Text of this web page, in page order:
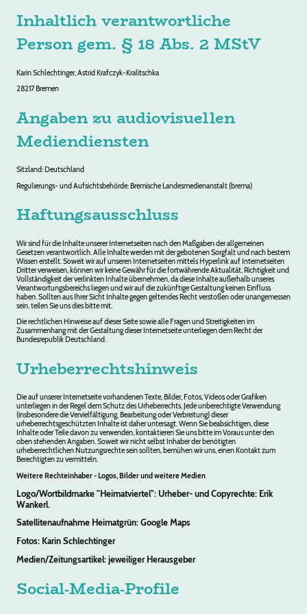
Inhaltlich verantwortliche
Person gem. § 18 Abs. 2 MStV
Karin Schlechtinger, Astrid Krafczyk-Kralitschka
28217 Bremen
Angaben zu audiovisuellen
Mediendiensten
Sitzland: Deutschland
Regulierungs- und Aufsichtsbehörde: Bremische Landesmedienanstalt (brema)
Haftungsausschluss
Wir sind für die Inhalte unserer Internetseiten nach den Maßgaben der allgemeinen
Gesetzen verantwortlich. Alle Inhalte werden mit der gebotenen Sorgfalt und nach bestem
Wissen erstellt. Soweit wir auf unseren Internetseiten mittels Hyperlink auf Internetseiten
Dritter verweisen, können wir keine Gewähr für die fortwährende Aktualität, Richtigkeit und
Vollständigkeit der verlinkten Inhalte übernehmen, da diese Inhalte außerhalb unseres
Verantwortungsbereichs liegen und wir auf die zukünftige Gestaltung keinen Einfluss
haben. Sollten aus Ihrer Sicht Inhalte gegen geltendes Recht verstoßen oder unangemessen
sein, teilen Sie uns dies bitte mit.
Die rechtlichen Hinweise auf dieser Seite sowie alle Fragen und Streitigkeiten im
Zusammenhang mit der Gestaltung dieser Internetseite unterliegen dem Recht der
Bundesrepublik Deutschland.
Urheberrechtshinweis
Die auf unserer Internetseite vorhandenen Texte, Bilder, Fotos, Videos oder Grafiken
unterliegen in der Regel dem Schutz des Urheberrechts. Jede unberechtigte Verwendung
(insbesondere die Vervielfältigung, Bearbeitung oder Verbreitung) dieser
urheberrechtsgeschützten Inhalte ist daher untersagt. Wenn Sie beabsichtigen, diese
Inhalte oder Teile davon zu verwenden, kontaktieren Sie uns bitte im Voraus unter den
oben stehenden Angaben. Soweit wir nicht selbst Inhaber der benötigten
urheberrechtlichen Nutzungsrechte sein sollten, bemühen wir uns, einen Kontakt zum
Berechtigten zu vermitteln.
Weitere Rechteinhaber - Logos, Bilder und weitere Medien
Logo/Wortbildmarke "Heimatviertel": Urheber- und Copyrechte: Erik
Wankerl.
Satellitenaufnahme Heimatgrün: Google Maps
Fotos: Karin Schlechtinger
Medien/Zeitungsartikel: jeweiliger Herausgeber
Social-Media-Profile